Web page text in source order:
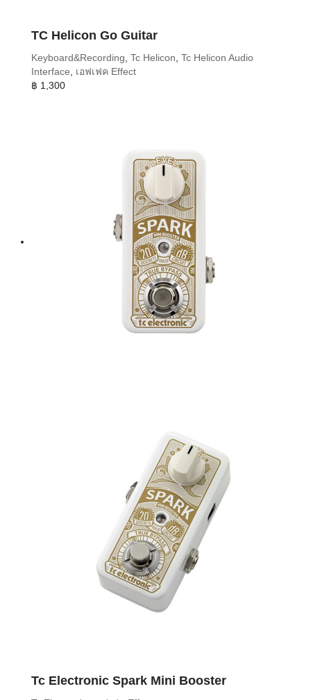
TC Helicon Go Guitar
Keyboard&Recording, Tc Helicon, Tc Helicon Audio
Interface, เอฟเฟค Effect
฿ 1,300
Tc Electronic Spark Mini Booster